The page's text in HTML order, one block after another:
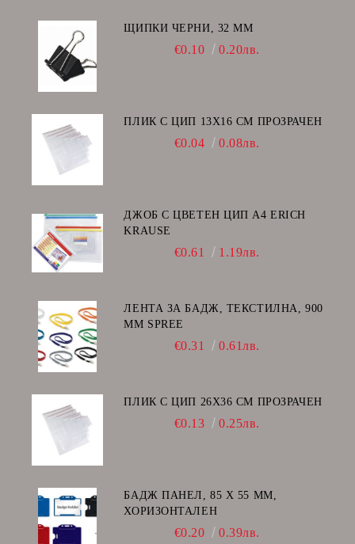
ЩИПКИ ЧЕРНИ, 32 ММ
€0.10 0.20лв.
ПЛИК С ЦИП 13X16 CM ПРОЗРАЧЕН
€0.04 0.08лв.
ДЖОБ С ЦВЕТЕН ЦИП А4 ERICH
KRAUSE
€0.61 1.19лв.
ЛЕНТА ЗА БАДЖ, ТЕКСТИЛНА, 900
ММ SPREE
€0.31 0.61лв.
ПЛИК С ЦИП 26X36 CM ПРОЗРАЧЕН
€0.13 0.25лв.
БАДЖ ПАНЕЛ, 85 Х 55 ММ,
ХОРИЗОНТАЛЕН
€0.20 0.39лв.